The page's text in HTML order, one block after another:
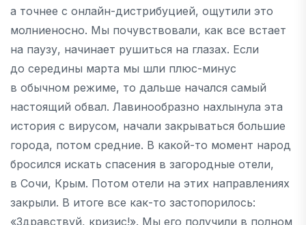
а точнее с онлайн-дистрибуцией, ощутили это
молниеносно. Мы почувствовали, как все встает
на паузу, начинает рушиться на глазах. Если
до середины марта мы шли плюс-минус
в обычном режиме, то дальше начался самый
настоящий обвал. Лавинообразно нахлынула эта
история с вирусом, начали закрываться большие
города, потом средние. В какой-то момент народ
бросился искать спасения в загородные отели,
в Сочи, Крым. Потом отели на этих направлениях
закрыли. В итоге все как-то застопорилось:
«Здравствуй, кризис!». Мы его получили в полном